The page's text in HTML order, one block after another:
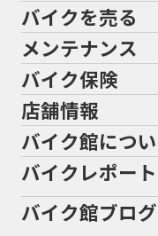
バイクを買う トップ
バイクを探す
メーカーから探す
色から探す
スタイルから探す
排気量から探す
バイクを売る
バイクを売る トップ
バイク館買取の強み
バイクを高く売る
バイク買取の流れ
全国展開の強み
メンテナンス
メンテナンス トップ
バイク点検
バイク車検
Bikeep
バイク保険
バイク保険 トップ
自賠責保険
任意保険
バイク保険無料見積
店舗情報
店舗情報 トップ
北海道
宮城
バイク館につ
バイク館について ト
バイク館が選ばれる
バイクレポート
バイク館ブログ